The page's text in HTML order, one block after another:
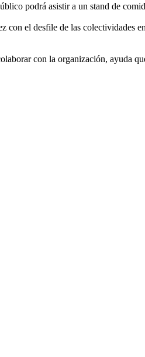
podrá asistir a un stand de
el desfile de las colectividades
con la organización, ayuda